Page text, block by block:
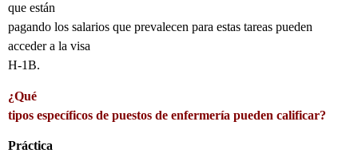
que están
pagando los salarios que prevalecen para estas tareas pueden
acceder a la visa
H-1B.
¿Qué
tipos específicos de puestos de enfermería pueden calificar?
Práctica